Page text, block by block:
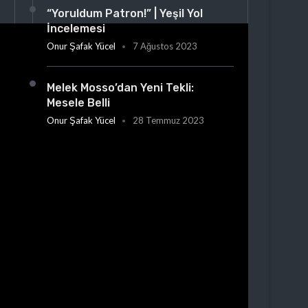
“Yoruldum Patron!” | Yeşil Yol
İncelemesi
Onur Şafak Yücel 7 Ağustos 2023
Melek Mosso’dan Yeni Tekli:
Mesele Belli
Onur Şafak Yücel 28 Temmuz 2023